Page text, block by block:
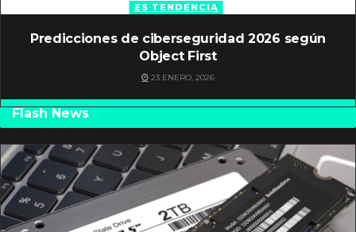
ES TENDENCIA
Predicciones de ciberseguridad 2026 según
Object First
23 ENERO, 2026
Flash News